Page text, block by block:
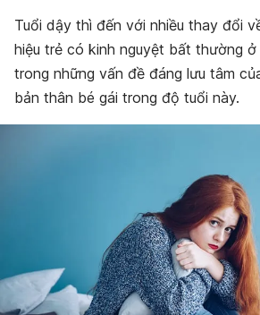
Tuổi dậy thì đến với nhiều thay đổi
hiệu trẻ có kinh nguyệt bất thường
trong những vấn đề đáng lưu tâm
bản thân bé gái trong độ tuổi này.